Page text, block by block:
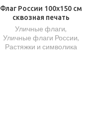
Флаг России 100х150 см
сквозная печать
Уличные флаги,
Уличные флаги России,
Растяжки и символика